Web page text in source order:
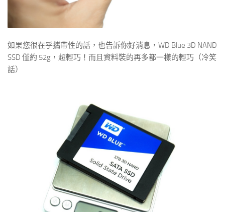
如果您很在乎攜帶性的話，也告訴你好消息，WD Blue 3D NAND
SSD 僅約 52g，超輕巧！而且資料裝的再多都一樣的輕巧（冷笑
話）